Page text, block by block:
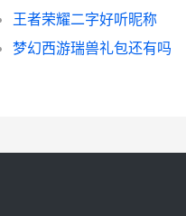
王者荣耀二字好听昵称
梦幻西游瑞兽礼包还有吗